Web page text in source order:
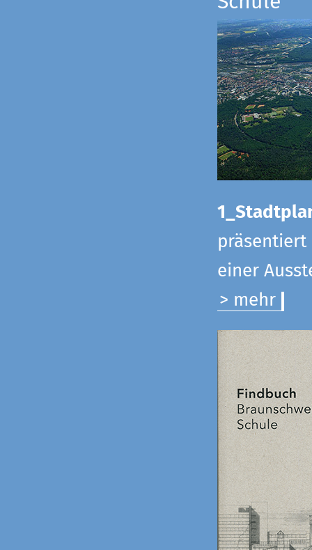
präsentiert
einer
> mehr